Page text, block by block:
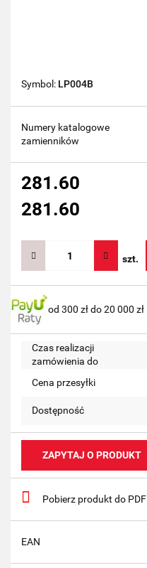
Symbol: LP004B
Numery katalogowe
zamienników
281.60
281.60
szt.
od 300 zł do 20 000 zł
Czas realizacji
zamówienia do
Cena przesyłki
Dostępność
ZAPYTAJ O PRODUKT
Pobierz produkt do PDF
EAN